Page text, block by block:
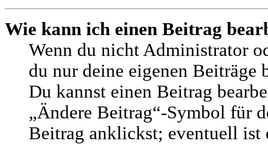
Wie kann ich einen Beitrag
Wenn du nicht Administrator
du nur deine eigenen Beiträge
Du kannst einen Beitrag
„Ändere Beitrag“-Symbol für
Beitrag anklickst; eventuell ist